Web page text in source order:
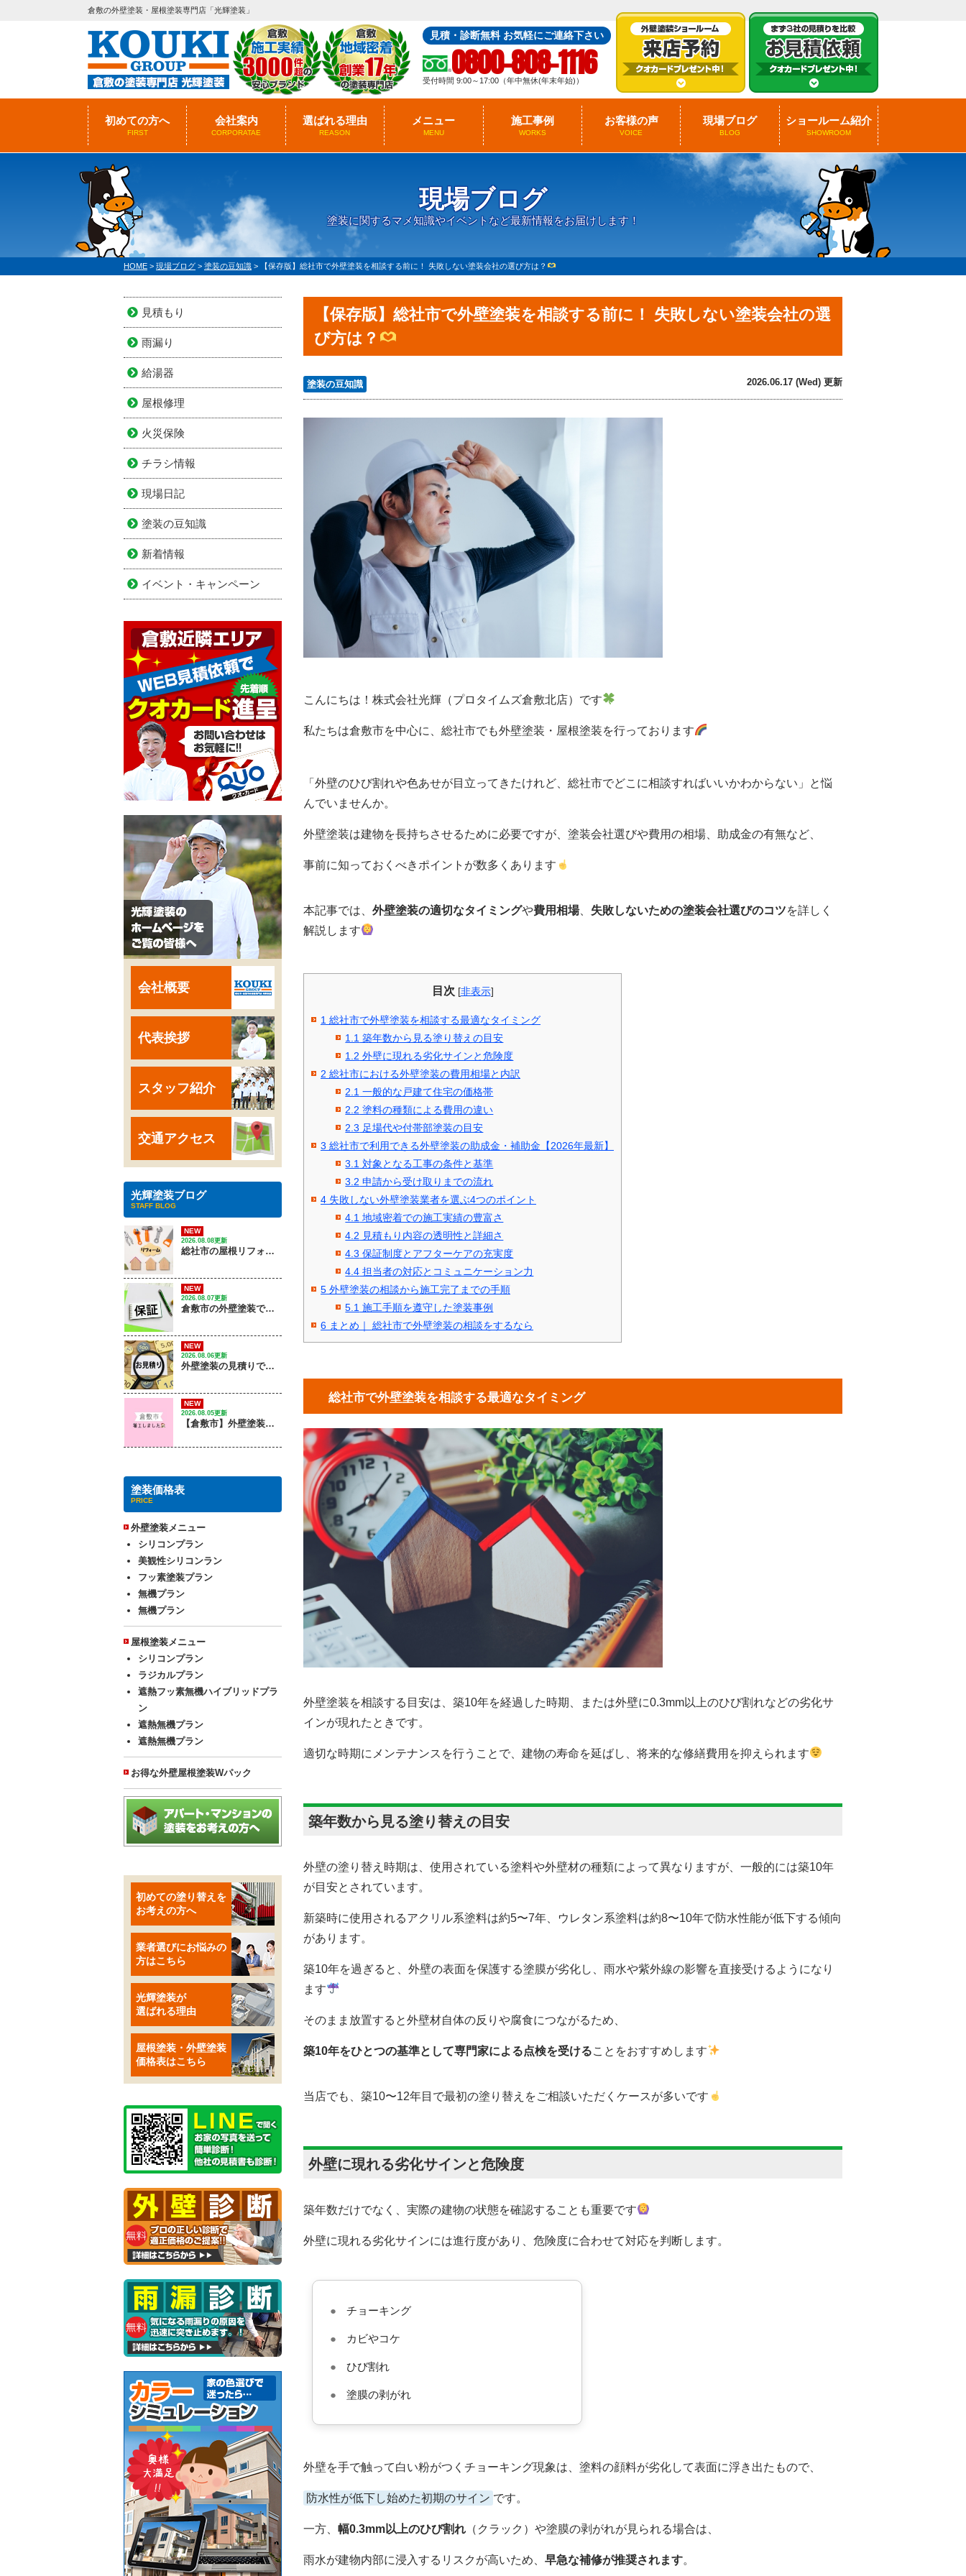
倉敷の外壁塗装・屋根塗装専門店「光輝塗装」
見積・診断無料 お気軽にご連絡下さい
0800-808-1116
受付時間 9:00～17:00（年中無休(年末年始)）
初めての方へ
FIRST
会社案内
CORPORATAE
選ばれる理由
REASON
メニュー
MENU
施工事例
WORKS
お客様の声
VOICE
現場ブログ
BLOG
ショールーム紹介
SHOWROOM
現場ブログ
塗装に関するマメ知識やイベントなど最新情報をお届けします！
HOME > 現場ブログ > 塗装の豆知識 > 【保存版】総社市で外壁塗装を相談する前に！ 失敗しない塗装会社の選び方は？
【保存版】総社市で外壁塗装を相談する前に！ 失敗しない塗装会社の選
び方は？
塗装の豆知識 2026.06.17 (Wed) 更新
こんにちは！株式会社光輝（プロタイムズ倉敷北店）です
私たちは倉敷市を中心に、総社市でも外壁塗装・屋根塗装を行っております
「外壁のひび割れや色あせが目立ってきたけれど、総社市でどこに相談すればいいかわからない」と悩
んでいませんか。
外壁塗装は建物を長持ちさせるために必要ですが、塗装会社選びや費用の相場、助成金の有無など、
事前に知っておくべきポイントが数多くあります
本記事では、 外壁塗装の適切なタイミングや費用相場、 失敗しないための塗装会社選びのコツを詳しく
解説します
目次 [非表示]
1 総社市で外壁塗装を相談する最適なタイミング
1.1 築年数から見る塗り替えの目安
1.2 外壁に現れる劣化サインと危険度
2 総社市における外壁塗装の費用相場と内訳
2.1 一般的な戸建て住宅の価格帯
2.2 塗料の種類による費用の違い
2.3 足場代や付帯部塗装の目安
3 総社市で利用できる外壁塗装の助成金・補助金【2026年最新】
3.1 対象となる工事の条件と基準
3.2 申請から受け取りまでの流れ
4 失敗しない外壁塗装業者を選ぶ4つのポイント
4.1 地域密着での施工実績の豊富さ
4.2 見積もり内容の透明性と詳細さ
4.3 保証制度とアフターケアの充実度
4.4 担当者の対応とコミュニケーション力
5 外壁塗装の相談から施工完了までの手順
5.1 施工手順を遵守した塗装事例
6 まとめ｜ 総社市で外壁塗装の相談をするなら
総社市で外壁塗装を相談する最適なタイミング
外壁塗装を相談する目安は、築10年を経過した時期、または外壁に0.3mm以上のひび割れなどの劣化サ
インが現れたときです。
適切な時期にメンテナンスを行うことで、建物の寿命を延ばし、将来的な修繕費用を抑えられます
築年数から見る塗り替えの目安
外壁の塗り替え時期は、使用されている塗料や外壁材の種類によって異なりますが、一般的には築10年
が目安とされています。
新築時に使用されるアクリル系塗料は約5〜7年、ウレタン系塗料は約8〜10年で防水性能が低下する傾向
があります。
築10年を過ぎると、外壁の表面を保護する塗膜が劣化し、雨水や紫外線の影響を直接受けるようになり
ます
そのまま放置すると外壁材自体の反りや腐食につながるため、
築10年をひとつの基準として専門家による点検を受けることをおすすめします
当店でも、築10〜12年目で最初の塗り替えをご相談いただくケースが多いです
外壁に現れる劣化サインと危険度
築年数だけでなく、実際の建物の状態を確認することも重要です
外壁に現れる劣化サインには進行度があり、危険度に合わせて対応を判断します。
● チョーキング
● カビやコケ
● ひび割れ
● 塗膜の剥がれ
外壁を手で触って白い粉がつくチョーキング現象は、塗料の顔料が劣化して表面に浮き出たもので、
防水性が低下し始めた初期のサイン です。
一方、 幅0.3mm以上のひび割れ （クラック）や塗膜の剥がれが見られる場合は、
雨水が建物内部に浸入するリスクが高いため、 早急な補修が推奨されます。
見積もり
雨漏り
給湯器
屋根修理
火災保険
チラシ情報
現場日記
塗装の豆知識
新着情報
イベント・キャンペーン
会社概要
代表挨拶
スタッフ紹介
交通アクセス
光輝塗装ブログ
STAFF BLOG
NEW
2026.08.08更新
総社市の屋根リフォーム｜ 劣化サインから費用、優良業者の選び方は？
NEW
2026.08.07更新
倉敷市の外壁塗装で失敗しない保証の選び方は？｜ 株式会社光輝
NEW
2026.08.06更新
外壁塗装の見積りで確認するポイントは？
NEW
2026.08.05更新
【倉敷市】外壁塗装工事 / 着工しました
塗装価格表
PRICE
外壁塗装メニュー
シリコンプラン
美観性シリコンラン
フッ素塗装プラン
無機プラン
無機プラン
屋根塗装メニュー
シリコンプラン
ラジカルプラン
遮熱フッ素無機ハイブリッドプラ
ン
遮熱無機プラン
遮熱無機プラン
お得な外壁屋根塗装Wパック
初めての塗り替えを
お考えの方へ
業者選びにお悩みの
方はこちら
光輝塗装が
選ばれる理由
屋根塗装・外壁塗装
価格表はこちら